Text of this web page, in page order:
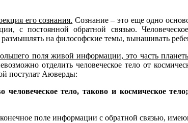
его сознания. Сознание – это еще одно
постоянной обратной связью.
на философские темы, вынашивать
поля живой информации, это часть
отделить человеческое тело от
постулат Аюверды:
тело, таково и космическое тело;
поле информации с обратной связью,